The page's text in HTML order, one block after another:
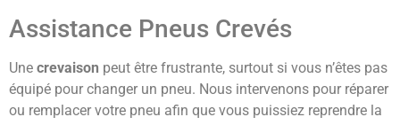
Assistance Pneus Crevés
Une crevaison peut être frustrante, surtout si vous n’êtes pas
équipé pour changer un pneu. Nous intervenons pour réparer
ou remplacer votre pneu afin que vous puissiez reprendre la